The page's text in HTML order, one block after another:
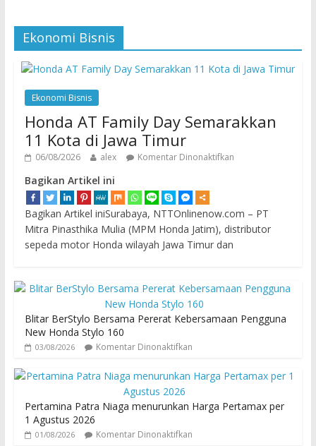
Ekonomi Bisnis
Ekonomi Bisnis
Honda AT Family Day Semarakkan
11 Kota di Jawa Timur
06/08/2026 alex Komentar Dinonaktifkan
Bagikan Artikel ini
Bagikan Artikel iniSurabaya, NTTOnlinenow.com – PT
Mitra Pinasthika Mulia (MPM Honda Jatim), distributor
sepeda motor Honda wilayah Jawa Timur dan
Blitar BerStylo Bersama Pererat Kebersamaan Pengguna
New Honda Stylo 160
03/08/2026 Komentar Dinonaktifkan
Pertamina Patra Niaga menurunkan Harga Pertamax per
1 Agustus 2026
01/08/2026 Komentar Dinonaktifkan